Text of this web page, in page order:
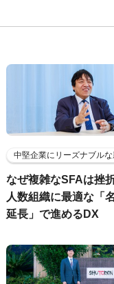
中堅企業にリーズナブルな
なぜ複雑なSFAは挫
人数組織に最適な「
延長」で進めるDX